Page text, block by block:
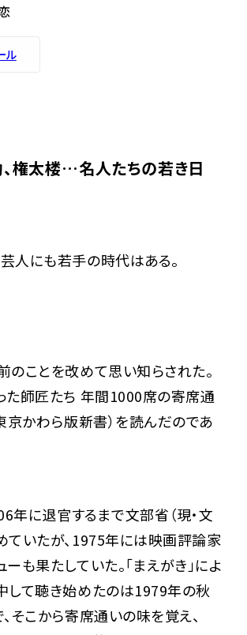
ル
、権太楼…名人たちの若き日
人にも若手の時代はある。
のことを改めて思い知らされた。
た師匠たち 年間1000席の寄席通
京かわら版新書）を読んだのであ
年に退官するまで文部省（現・文
ていたが、1975年には映画評論家
も果たしていた。「まえがき」によ
して聴き始めたのは1979年の秋
そこから寄席通いの味を覚え、